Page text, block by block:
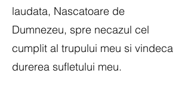
laudata, Nascatoare de
Dumnezeu, spre necazul cel
cumplit al trupului meu si vindeca
durerea sufletului meu.